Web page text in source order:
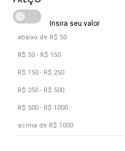
abaixo de R$ 50
R$ 50 - R$ 150
R$ 150 - R$ 250
R$ 250 - R$ 500
R$ 500 - R$ 1000
acima de R$ 1000